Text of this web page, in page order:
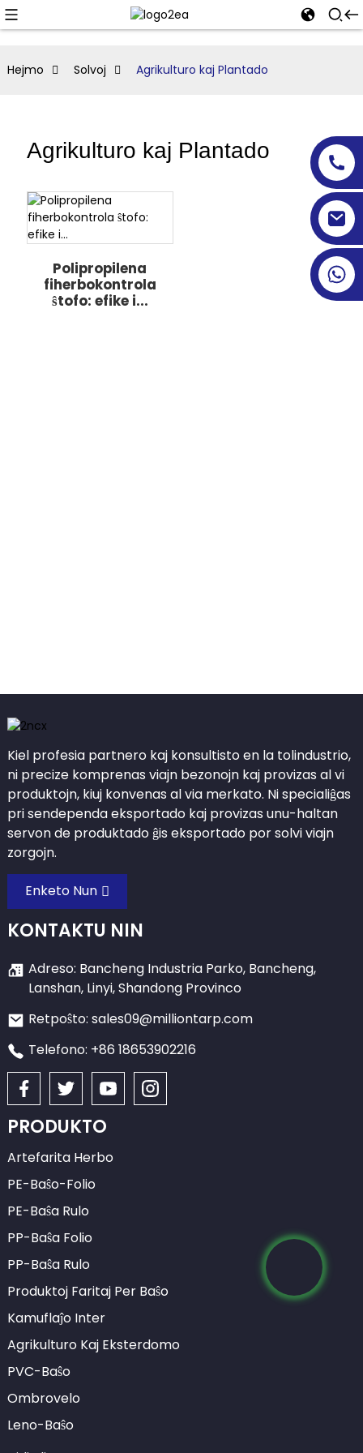
Hejmo Solvoj Agrikulturo kaj Plantado
Agrikulturo kaj Plantado
Polipropilena
fiherbokontrola
ŝtofo: efike i...
Kiel profesia partnero kaj konsultisto en la tolindustrio,
ni precize komprenas viajn bezonojn kaj provizas al vi
produktojn, kiuj konvenas al via merkato. Ni specialiĝas
pri sendependa eksportado kaj provizas unu-haltan
servon de produktado ĝis eksportado por solvi viajn
zorgojn.
Enketo Nun
KONTAKTU NIN
Adreso: Bancheng Industria Parko, Bancheng,
Lanshan, Linyi, Shandong Provinco
Retpoŝto: sales09@milliontarp.com
Telefono: +86 18653902216
PRODUKTO
Artefarita Herbo
PE-Baŝo-Folio
PE-Baŝa Rulo
PP-Baŝa Folio
PP-Baŝa Rulo
Produktoj Faritaj Per Baŝo
Kamuflaĵo Inter
Agrikulturo Kaj Eksterdomo
PVC-Baŝo
Ombrovelo
Leno-Baŝo